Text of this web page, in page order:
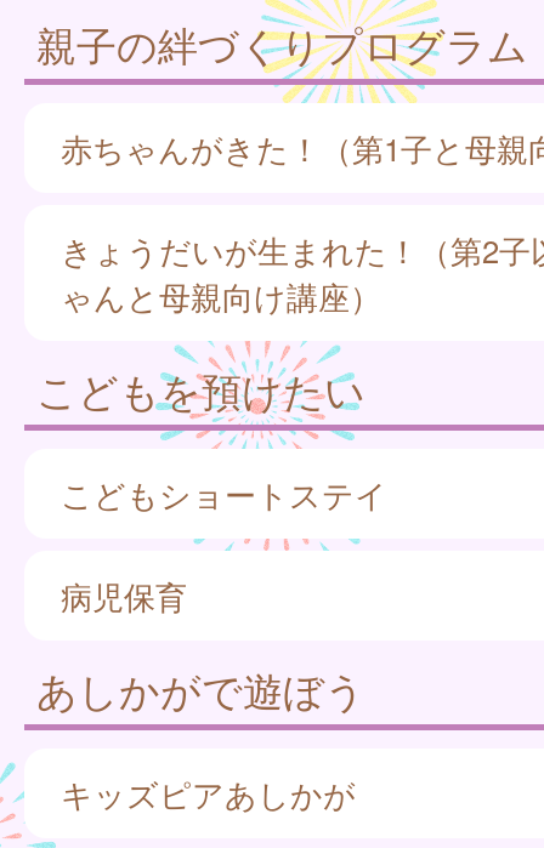
親子の絆づくりプログラム
赤ちゃんがきた！（第1子と母親
きょうだいが生まれた！（第2子
ゃんと母親向け講座）
こどもを預けたい
こどもショートステイ
病児保育
あしかがで遊ぼう
キッズピアあしかが